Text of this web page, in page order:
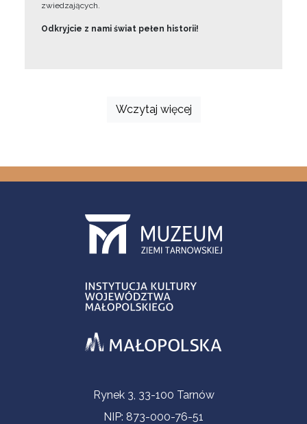
zwiedzających.
Odkryjcie z nami świat pełen historii!
Wczytaj więcej
Informacje kontaktoweRynek 3, 33-100 Tarnów
NIP: 873-000-76-51